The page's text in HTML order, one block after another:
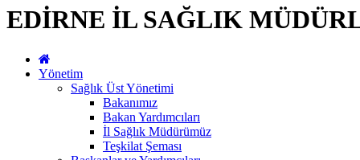
EDİRNE İL SAĞLIK
Yönetim
Sağlık Üst Yönetimi
Bakanımız
Bakan Yardımcıları
İl Sağlık Müdürümüz
Teşkilat Şeması